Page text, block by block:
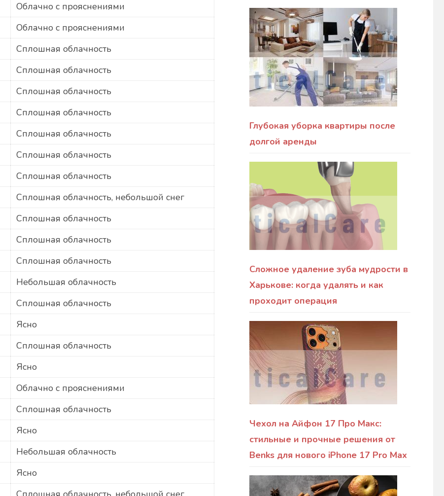
Облачно с прояснениями
Облачно с прояснениями
Сплошная облачность
Сплошная облачность
Сплошная облачность
Сплошная облачность
Сплошная облачность
Сплошная облачность
Сплошная облачность
Сплошная облачность, небольшой снег
Сплошная облачность
Сплошная облачность
Сплошная облачность
Небольшая облачность
Сплошная облачность
Ясно
Сплошная облачность
Ясно
Облачно с прояснениями
Сплошная облачность
Ясно
Небольшая облачность
Ясно
Глубокая уборка квартиры после
долгой аренды
Сложное удаление зуба мудрости в
Харькове: когда удалять и как
проходит операция
Чехол на Айфон 17 Про Макс:
стильные и прочные решения от
Benks для нового iPhone 17 Pro Max